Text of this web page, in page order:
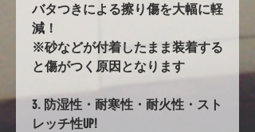
バタつきによる擦り傷を大幅に軽
減！
※砂などが付着したまま装着する
と傷がつく原因となります
3. 防湿性・耐寒性・耐火性・スト
レッチ性UP!